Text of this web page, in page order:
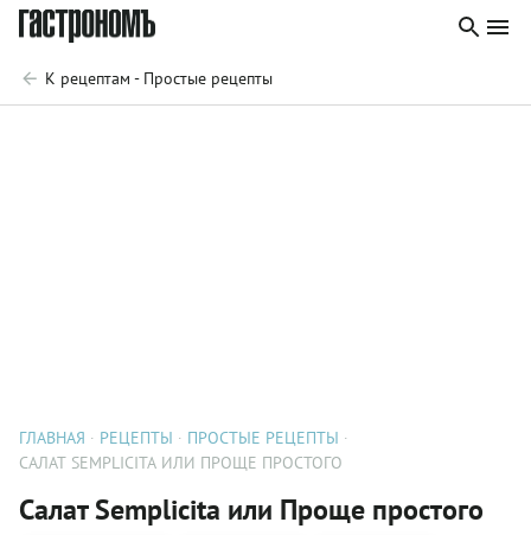
К рецептам - Простые рецепты
ГЛАВНАЯ РЕЦЕПТЫ
ПРОСТЫЕ РЕЦЕПТЫ
CАЛАТ SEMPLICITA ИЛИ ПРОЩЕ ПРОСТОГО
Cалат Semplicita или Проще простого